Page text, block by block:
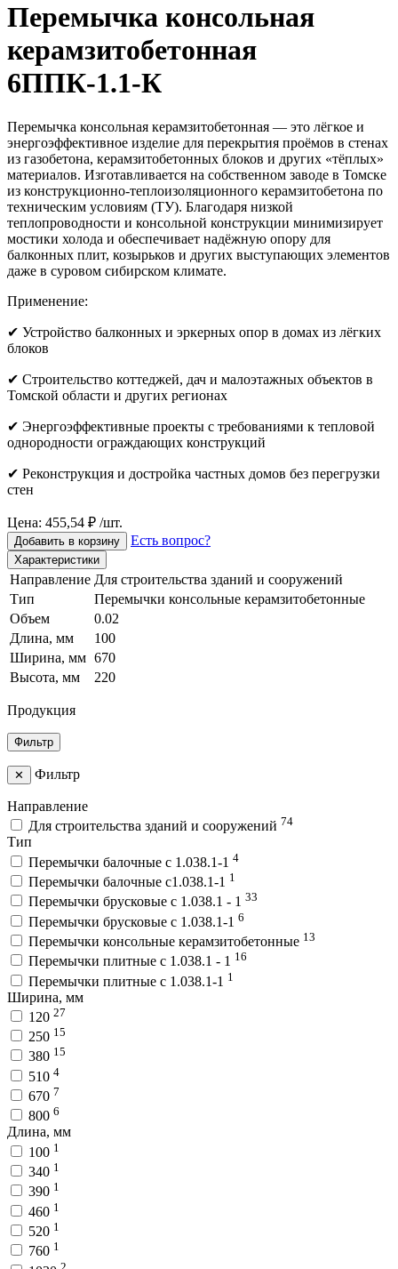
Перемычка консольная
керамзитобетонная
6ППК-1.1-К
Перемычка консольная керамзитобетонная — это лёгкое и
энергоэффективное изделие для перекрытия проёмов в стенах
из газобетона, керамзитобетонных блоков и других «тёплых»
материалов. Изготавливается на собственном заводе в Томске
из конструкционно-теплоизоляционного керамзитобетона по
техническим условиям (ТУ). Благодаря низкой
теплопроводности и консольной конструкции минимизирует
мостики холода и обеспечивает надёжную опору для
балконных плит, козырьков и других выступающих элементов
даже в суровом сибирском климате.
Применение:
✔ Устройство балконных и эркерных опор в домах из лёгких
блоков
✔ Строительство коттеджей, дач и малоэтажных объектов в
Томской области и других регионах
✔ Энергоэффективные проекты с требованиями к тепловой
однородности ограждающих конструкций
✔ Реконструкция и достройка частных домов без перегрузки
стен
Цена: 455,54 ₽ /шт.
Добавить в корзину Есть вопрос?
Характеристики
Направление Для строительства зданий и сооружений
Тип
Перемычки консольные керамзитобетонные
Объем
0.02
Длина, мм
100
Ширина, мм 670
Высота, мм
220
Продукция
Фильтр
✕ Фильтр
Направление
Для строительства зданий и сооружений 74
Тип
Перемычки балочные с 1.038.1-1 4
Перемычки балочные с1.038.1-1 1
Перемычки брусковые с 1.038.1 - 1 33
Перемычки брусковые с 1.038.1-1 6
Перемычки консольные керамзитобетонные 13
Перемычки плитные с 1.038.1 - 1 16
Перемычки плитные с 1.038.1-1 1
Ширина, мм
120 27
250 15
380 15
510 4
670 7
800 6
Длина, мм
100 1
340 1
390 1
460 1
520 1
760 1
2